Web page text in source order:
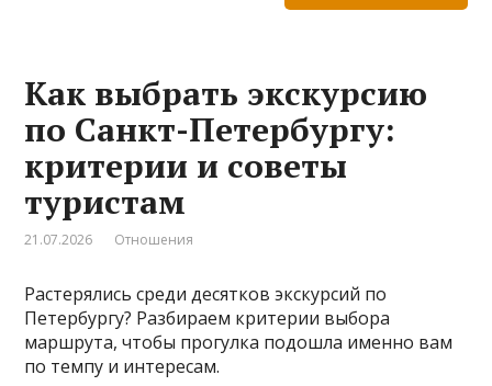
Как выбрать экскурсию
по Санкт-Петербургу:
критерии и советы
туристам
21.07.2026 Отношения
Растерялись среди десятков экскурсий по
Петербургу? Разбираем критерии выбора
маршрута, чтобы прогулка подошла именно вам
по темпу и интересам.